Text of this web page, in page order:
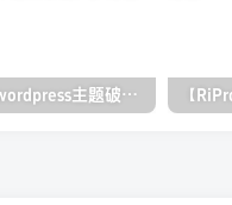
2022年最新wordpress主题破解版本Zibll子比主题V6.5最新完美破解版 全网首发( 站长亲测)